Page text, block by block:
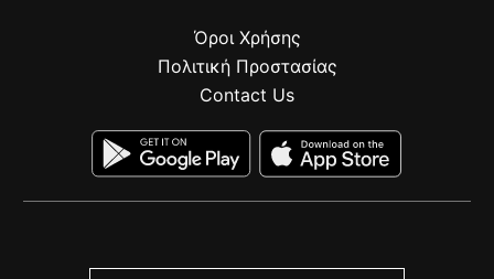
Όροι Χρήσης
Πολιτική Προστασίας
Contact Us